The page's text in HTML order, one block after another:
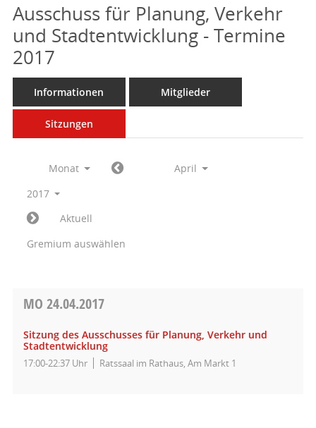
Ausschuss für Planung, Verkehr
und Stadtentwicklung - Termine
2017
Informationen Mitglieder
Sitzungen
Monat
April
2017
Aktuell
Gremium auswählen
MO 24.04.2017
Sitzung des Ausschusses für Planung, Verkehr und
Stadtentwicklung
17:00-22:37 Uhr Ratssaal im Rathaus, Am Markt 1